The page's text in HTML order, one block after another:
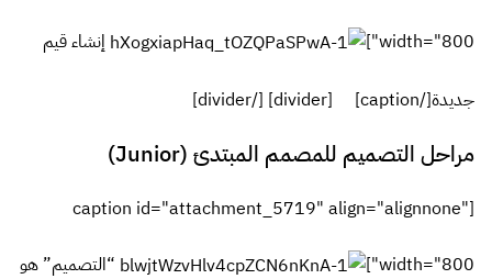
width="800"] إنشاء قيم
جديدة[/caption] [divider] [/divider]
مراحل التصميم للمصمم المبتدئ (Junior)
[caption id="attachment_5719" align="alignnone"
width="800"] “التصميم” هو